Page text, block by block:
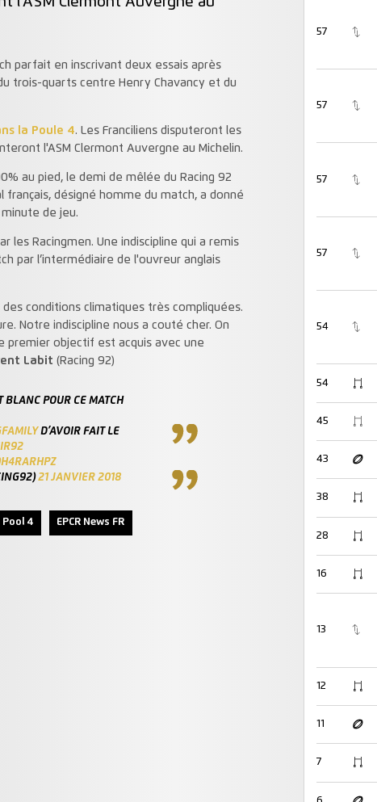
parfait en inscrivant deux essais après
trois-quarts centre Henry Chavancy et du
la Poule 4. Les Franciliens disputeront les
l'ASM Clermont Auvergne au Michelin.
au pied, le demi de mêlée du Racing 92
français, désigné homme du match, a donné
minute de jeu.
les Racingmen. Une indiscipline qui a remis
par l’intermédiaire de l'ouvreur anglais
conditions climatiques très compliquées.
Notre indiscipline nous a couté cher. On
premier objectif est acquis avec une
Labit (Racing 92)
BLANC POUR CE MATCH
D’AVOIR FAIT LE
21 JANVIER 2018
Pool 4 EPCR News FR
57
57
57
57
54
54
45
43
38
28
16
13
12
11
7